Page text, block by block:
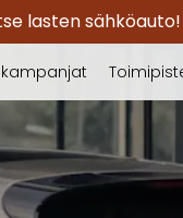
lasten sähköauto!